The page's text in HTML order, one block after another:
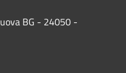
BG - 24050 -